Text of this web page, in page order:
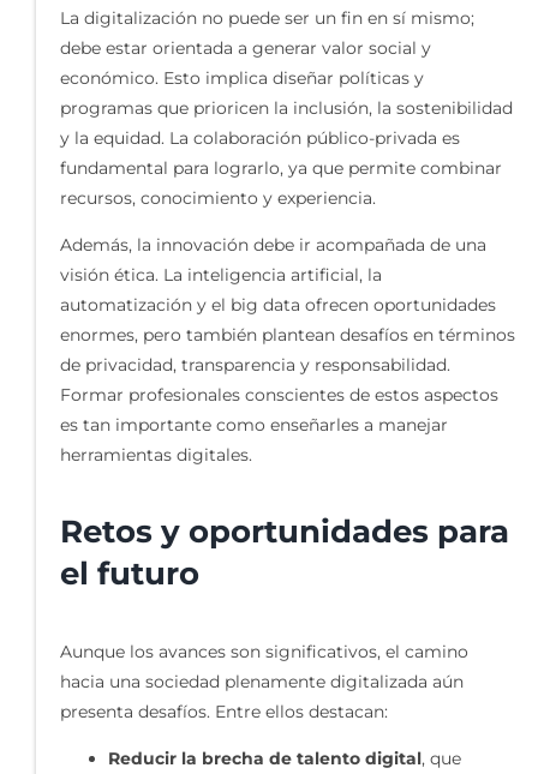
La digitalización no puede ser un fin en sí mismo;
debe estar orientada a generar valor social y
económico. Esto implica diseñar políticas y
programas que prioricen la inclusión, la sostenibilidad
y la equidad. La colaboración público-privada es
fundamental para lograrlo, ya que permite combinar
recursos, conocimiento y experiencia.
Además, la innovación debe ir acompañada de una
visión ética. La inteligencia artificial, la
automatización y el big data ofrecen oportunidades
enormes, pero también plantean desafíos en términos
de privacidad, transparencia y responsabilidad.
Formar profesionales conscientes de estos aspectos
es tan importante como enseñarles a manejar
herramientas digitales.
Retos y oportunidades para
el futuro
Aunque los avances son significativos, el camino
hacia una sociedad plenamente digitalizada aún
presenta desafíos. Entre ellos destacan:
Reducir la brecha de talento digital, que